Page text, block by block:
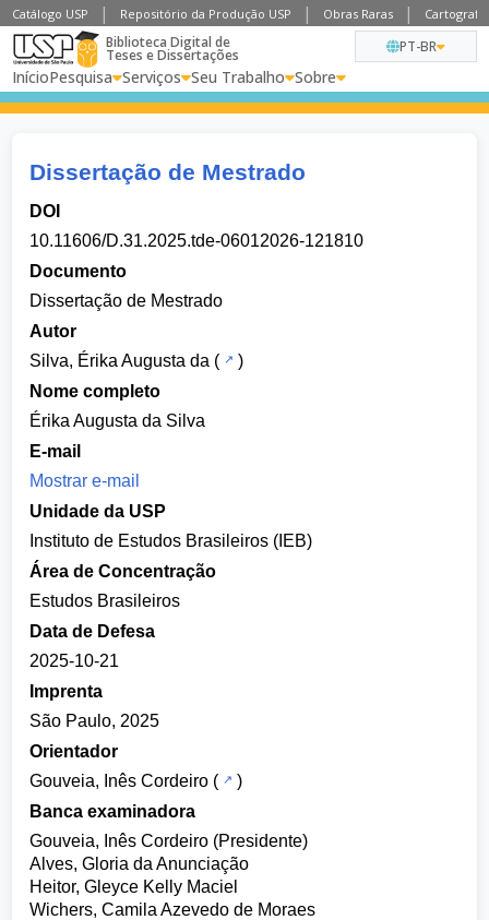
Catálogo USP Repositório da Produção USP Obras Raras
Biblioteca Digital de
Teses e Dissertações
InícioPesquisa Serviços Seu Trabalho Sobre
PT-BR
Dissertação de Mestrado
DOI
10.11606/D.31.2025.tde-06012026-121810
Documento
Dissertação de Mestrado
Autor
Silva, Érika Augusta da (
)
Nome completo
Érika Augusta da Silva
E-mail
Mostrar e-mail
Unidade da USP
Instituto de Estudos Brasileiros (IEB)
Área de Concentração
Estudos Brasileiros
Data de Defesa
2025-10-21
Imprenta
São Paulo, 2025
Orientador
Gouveia, Inês Cordeiro (
)
Banca examinadora
Gouveia, Inês Cordeiro (Presidente)
Alves, Gloria da Anunciação
Heitor, Gleyce Kelly Maciel
Wichers, Camila Azevedo de Moraes